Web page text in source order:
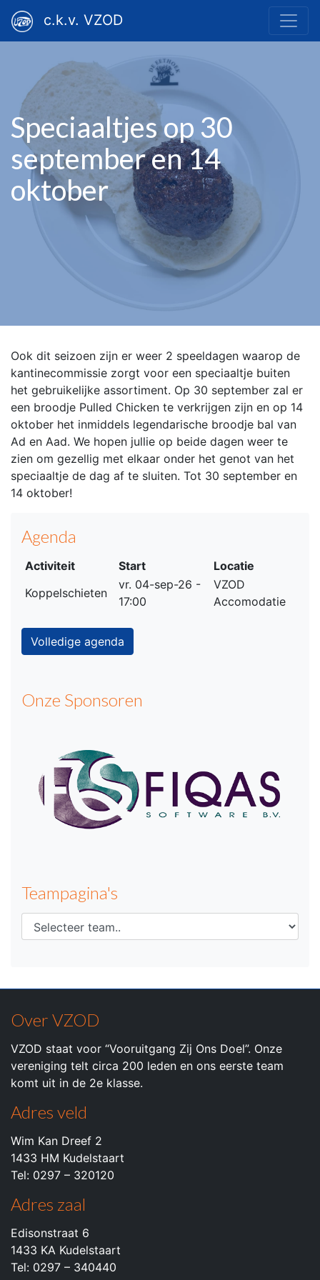
c.k.v. VZOD
Speciaaltjes op 30
september en 14
oktober
Ook dit seizoen zijn er weer 2 speeldagen waarop de
kantinecommissie zorgt voor een speciaaltje buiten
het gebruikelijke assortiment. Op 30 september zal er
een broodje Pulled Chicken te verkrijgen zijn en op 14
oktober het inmiddels legendarische broodje bal van
Ad en Aad. We hopen jullie op beide dagen weer te
zien om gezellig met elkaar onder het genot van het
speciaaltje de dag af te sluiten. Tot 30 september en
14 oktober!
Agenda
Activiteit Start
Locatie
Koppelschieten
vr. 04-sep-26 -
17:00
VZOD
Accomodatie
Volledige agenda
Onze Sponsoren
Teampagina's
Over VZOD
VZOD staat voor “Vooruitgang Zij Ons Doel”. Onze
vereniging telt circa 200 leden en ons eerste team
komt uit in de 2e klasse.
Adres veld
Wim Kan Dreef 2
1433 HM Kudelstaart
Tel: 0297 – 320120
Adres zaal
Edisonstraat 6
1433 KA Kudelstaart
Tel: 0297 – 340440